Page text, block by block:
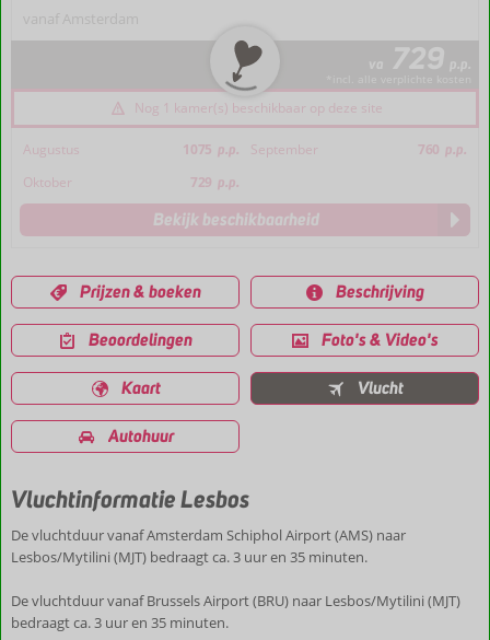
vanaf Amsterdam
va 729 p.p.
Nog 1 kamer(s) beschikbaar op deze site
Augustus 1075 p.p. September 760 p.p.
Oktober
729 p.p.
Bekijk beschikbaarheid
Prijzen & boeken Beschrijving
Beoordelingen Foto's & Video's
Kaart Vlucht
Autohuur
Vluchtinformatie Lesbos
De vluchtduur vanaf Amsterdam Schiphol Airport (AMS) naar
Lesbos/Mytilini (MJT) bedraagt ca. 3 uur en 35 minuten.
De vluchtduur vanaf Brussels Airport (BRU) naar Lesbos/Mytilini (MJT)
bedraagt ca. 3 uur en 35 minuten.